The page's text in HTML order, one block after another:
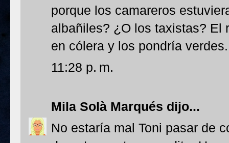
porque los camareros
albañiles? ¿O los taxistas? El
en cólera y los pondría verdes.
11:28 p. m.
Mila Solà Marqués dijo...
No estaría mal Toni pasar de